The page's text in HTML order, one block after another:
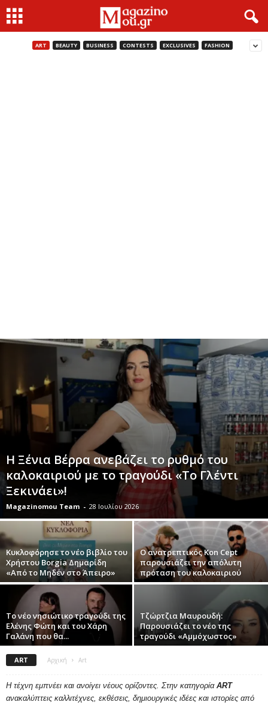
ART BEAUTY BUSINESS CONTESTS EXCLUSIVES FASHION
Η Ξένια Βέρρα ανεβάζει το ρυθμό του
καλοκαιριού με το τραγούδι «Το Γλέντι
Ξεκινάει»!
Magazinomou Team - 28 Ιουλίου 2026
Κυκλοφόρησε το νέο βιβλίο του
Χρήστου Borgia Δημαρίδη
«Από το Μηδέν στο Άπειρο»
Ο ανατρεπτικός Kon Cept
παρουσιάζει την απόλυτη
πρόταση του καλοκαιριού
Το νέο νησιώτικο τραγούδι της
Ελένης Φώτη και του Χάρη
Γαλάνη που θα...
Τζώρτζια Μαυρουδή:
Παρουσιάζει το νέο της
τραγούδι «Αμμόχωστος»
ART Αρχική Art
Η τέχνη εμπνέει και ανοίγει νέους ορίζοντες. Στην κατηγορία ART
ανακαλύπτεις καλλιτέχνες, εκθέσεις, δημιουργικές ιδέες και ιστορίες από